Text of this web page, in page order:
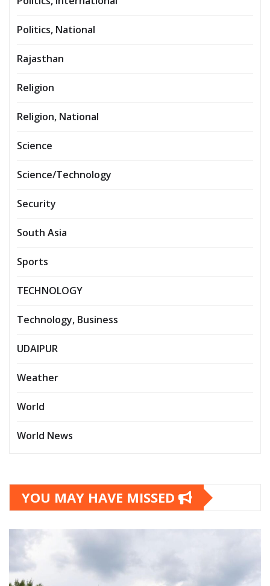
Politics, National
Rajasthan
Religion
Religion, National
Science
Science/Technology
Security
South Asia
Sports
TECHNOLOGY
Technology, Business
UDAIPUR
Weather
World
World News
YOU MAY HAVE MISSED